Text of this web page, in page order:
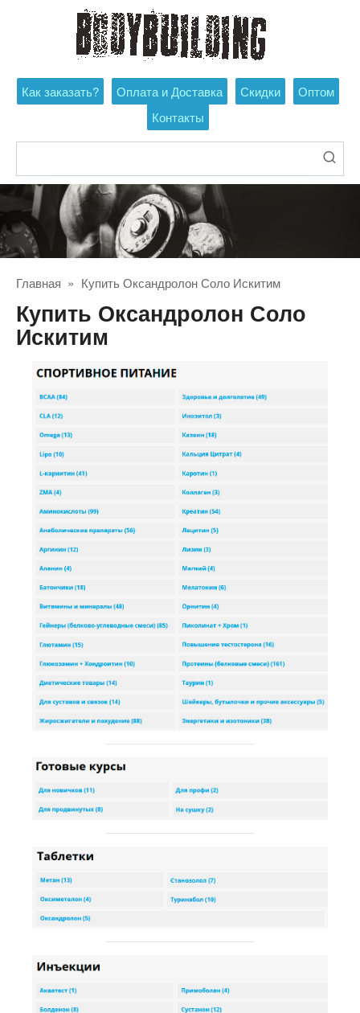
Как заказать? Оплата и Доставка Скидки
Оптом
Контакты
Главная » Купить Оксандролон Соло Искитим
Купить Оксандролон Соло
Искитим